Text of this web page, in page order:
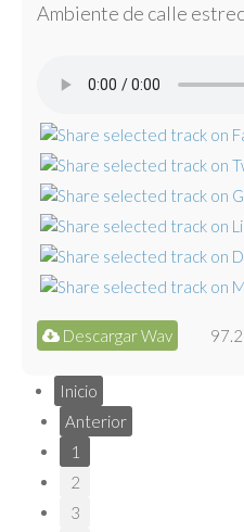
Ambiente de calle
Descargar Wav
Inicio
Anterior
1
2
3